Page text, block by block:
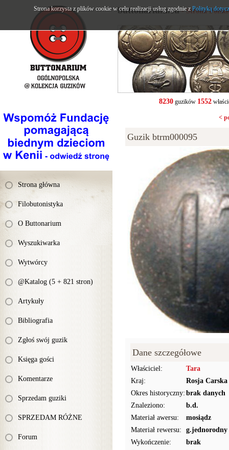
Strona główna
Filobutonistyka
O Buttonarium
Wyszukiwarka
Wytwórcy
@Katalog (5 + 821 stron)
Artykuły
Bibliografia
Zgłoś swój guzik
Księga gości
Komentarze
Sprzedam guziki
SPRZEDAM RÓŻNE
Forum
buttonarium.eu- Strona
8230guzików 1552
<
Guzik btrm000095
Dane szczegółowe
Właściciel:
Tara
Kraj:
Rosja Carska
Okres historyczny: brak danych
Znaleziono:
b.d.
Materiał awersu:
mosiądz
Materiał rewersu:
g.jednorodny
Wykończenie:
brak
Strona korzysta z plików cookie w celu realizacji usług zgodnie zPolityką